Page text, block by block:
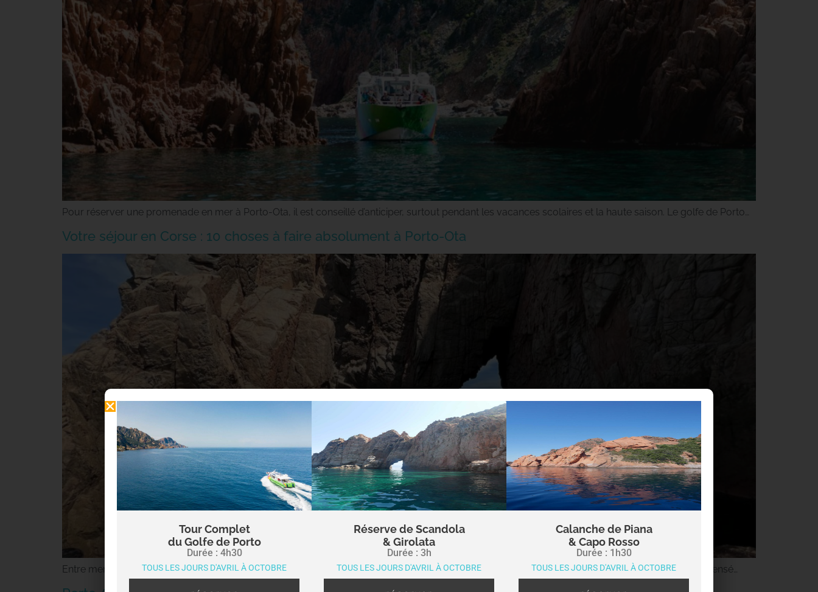
Pour réserver une promenade en mer à Porto-Ota, il est conseillé d’anticiper, surtout pendant les vacances scolaires et la haute saison. Le golfe de Porto…
Votre séjour en Corse : 10 choses à faire absolument à Porto-Ota
Entre mer et montagne, Porto-Ota fait partie des destinations les plus spectaculaires de Corse. Situé au cœur du célèbre golfe de Porto, un condensé…
Tour Complet
du Golfe de Porto
Durée : 4h30
TOUS LES JOURS D'AVRIL À OCTOBRE
Réserve de Scandola
& Girolata
Durée : 3h
TOUS LES JOURS D'AVRIL À OCTOBRE
Calanche de Piana
& Capo Rosso
Durée : 1h30
TOUS LES JOURS D'AVRIL À OCTOBRE